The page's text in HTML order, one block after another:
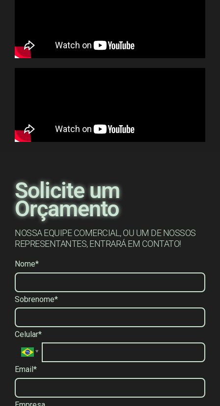
Solicite um
Orçamento
NOSSA EQUIPE COMERCIAL, OU UM DE NOSSOS
REPRESENTANTES, ENTRARÁ EM CONTATO!
Nome*
Sobrenome*
Celular*
Email*